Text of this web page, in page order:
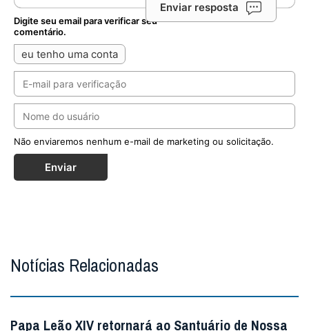
Enviar resposta
Digite seu email para verificar seu
comentário.
eu tenho uma conta
Não enviaremos nenhum e-mail de marketing ou solicitação.
Enviar
Notícias Relacionadas
Papa Leão XIV retornará ao Santuário de Nossa